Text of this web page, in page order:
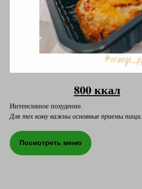
800 ккал
Интенсивное похудение.
Для тех кому важны основные приемы пищи.
Посмотреть меню